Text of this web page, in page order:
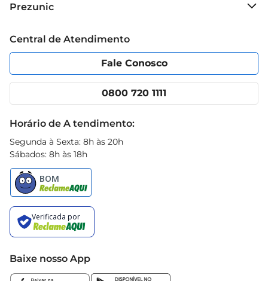
Grupo Cencosud
Política de Privacidade
Portal do fornecedor
Cencosud Media
Prezunic
Código de Ética
App Prezunic
Central de Atendimento
Fale Conosco
0800 720 1111
Horário de A tendimento:
Segunda à Sexta: 8h às 20h
Sábados: 8h às 18h
Baixe nosso App